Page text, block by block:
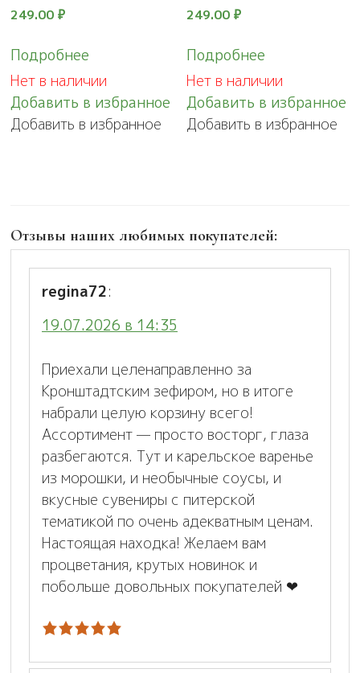
249.00 ₽
Подробнее
Нет в наличии
Добавить в избранное
Добавить в избранное
249.00₽
Подробнее
Нет в наличии
Добавить в избранное
Добавить в избранное
Отзывы наших любимых покупателей:
regina72:
19.07.2026 в 14:35
Приехали целенаправленно за
Кронштадтским зефиром, но в итоге
набрали целую корзину всего!
Ассортимент — просто восторг, глаза
разбегаются. Тут и карельское варенье
из морошки, и необычные соусы, и
вкусные сувениры с питерской
тематикой по очень адекватным ценам.
Настоящая находка! Желаем вам
процветания, крутых новинок и
побольше довольных покупателей ❤